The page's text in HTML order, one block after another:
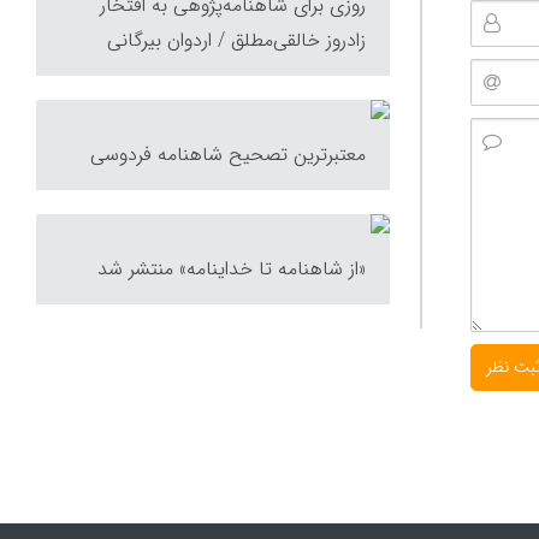
زادروز خالقی‌مطلق / اردوان بیرگانی
معتبرترین تصحیح شاهنامه فردوسی
«از شاهنامه تا خداینامه» منتشر شد